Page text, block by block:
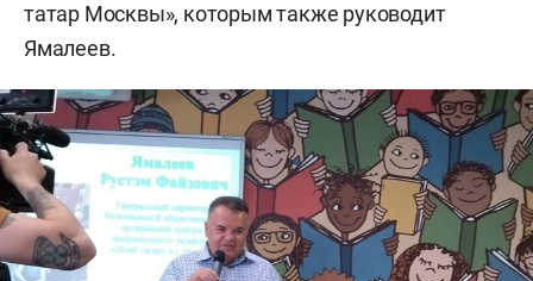
татар Москвы», которым также руководит
Ямалеев.